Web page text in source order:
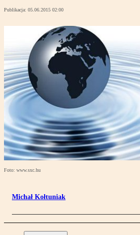
Publikacja: 05.06.2015 02:00
Foto: www.sxc.hu
Michał Kołtuniak